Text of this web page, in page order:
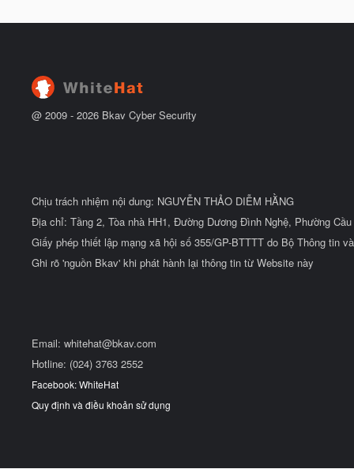
@ 2009 - 2026 Bkav Cyber Security
Chịu trách nhiệm nội dung: NGUYỄN THẢO DIỄM HẰNG
Địa chỉ: Tầng 2, Tòa nhà HH1, Đường Dương Đình Nghệ, Phường
Giấy phép thiết lập mạng xã hội số 355/GP-BTTTT do Bộ Thông tin
Ghi rõ 'nguồn Bkav' khi phát hành lại thông tin từ Website này
Email: whitehat@bkav.com
Hotline: (024) 3763 2552
Facebook: WhiteHat
Quy định và điều khoản sử dụng